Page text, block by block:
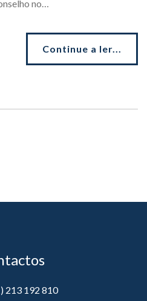
no…
Continue a ler...
213 192 810